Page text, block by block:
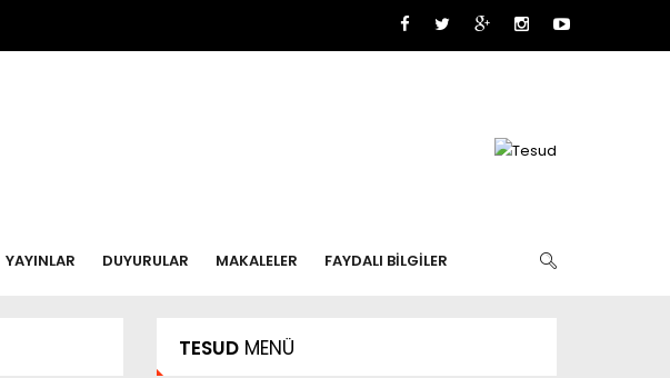
YAYINLAR DUYURULAR MAKALELER FAYDALI BİLGİLER
TESUD MENÜ